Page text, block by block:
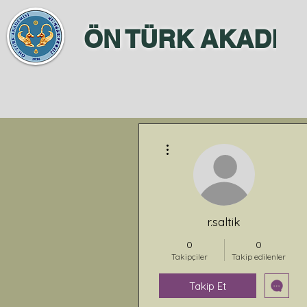
ÖN TÜRK
r.saltik
0
Takipçiler
0
Takip edilenler
Takip Et